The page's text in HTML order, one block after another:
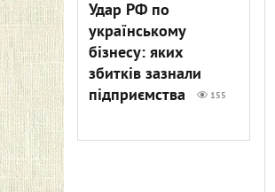
Удар РФ по
українському
бізнесу: яких
збитків зазнали
підприємства
155